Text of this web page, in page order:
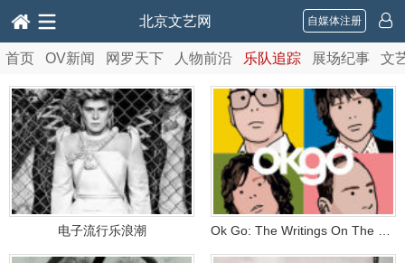
北京文艺网 自媒体注册
首页 OV新闻 网罗天下 人物前沿 乐队追踪 展场纪事 文
电子流行乐浪潮